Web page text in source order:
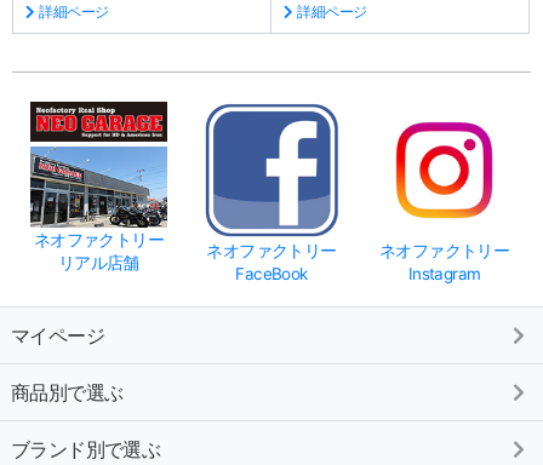
詳細ページ
詳細ページ
ネオファクトリー
リアル店舗
ネオファクトリー
FaceBook
ネオファクトリー
Instagram
マイページ
商品別で選ぶ
ブランド別で選ぶ